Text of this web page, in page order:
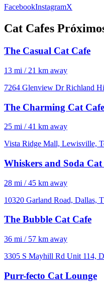
FacebookInstagramX
Cat Cafes
The Casual Cat Cafe
13 mi / 21 km away
7264 Glenview Dr Richland
The Charming Cat Cafe
25 mi / 41 km away
Vista Ridge Mall, Lewisville,
Whiskers and Soda Cat
28 mi / 45 km away
10320 Garland Road, Dallas,
The Bubble Cat Cafe
36 mi / 57 km away
3305 S Mayhill Rd Unit 114,
Purr-fecto Cat Lounge